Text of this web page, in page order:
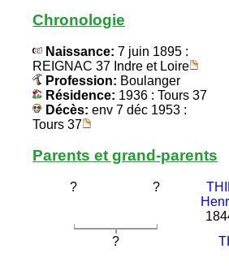
Chronologie
Naissance: 7 juin 1895 :
REIGNAC 37 Indre et Loire
Profession: Boulanger
Résidence: 1936 : Tours 37
Décès: env 7 déc 1953 :
Tours 37
Parents et grand-parents
? ?
?